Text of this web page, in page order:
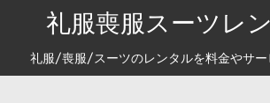
礼服喪服スーツレ
礼服/喪服/スーツのレンタルを料金やサー